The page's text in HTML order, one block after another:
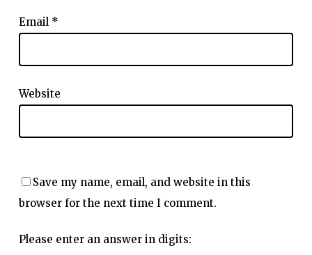
Email *
Website
Save my name, email, and website in this
browser for the next time I comment.
Please enter an answer in digits: